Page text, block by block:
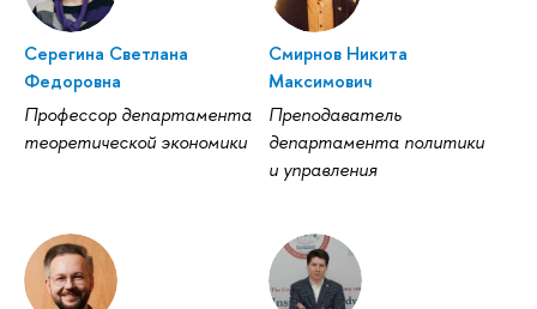
Серегина Светлана
Федоровна
Профессор департамента
теоретической экономики
Смирнов Никита
Максимович
Преподаватель
департамента политики
и управления